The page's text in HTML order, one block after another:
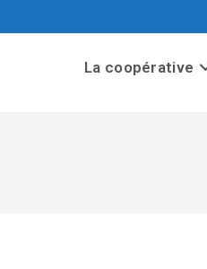
La coopérative